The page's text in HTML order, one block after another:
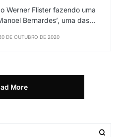
Werner Flister fazendo uma
Bernardes’, uma das…
DE OUTUBRO DE 2020
More